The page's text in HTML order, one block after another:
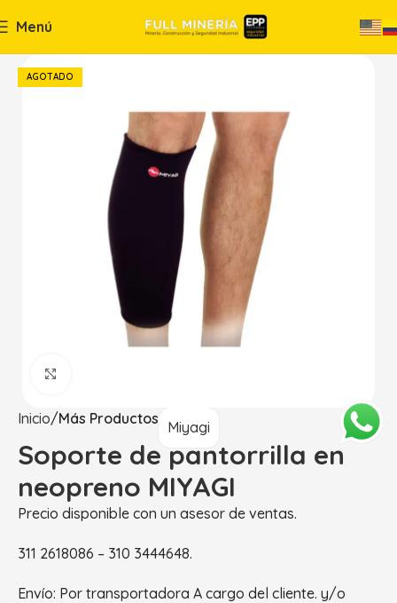
Menú
AGOTADO
Inicio Más Productos Miyagi
Soporte de pantorrilla en
neopreno MIYAGI
Precio disponible con un asesor de ventas.
311 2618086 – 310 3444648.
Envío: Por transportadora A cargo del cliente. y/o